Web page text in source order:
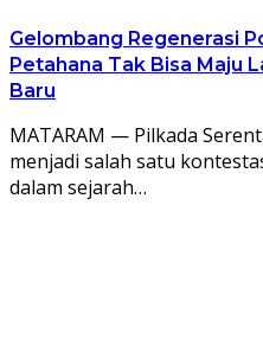
Gelombang Regenerasi
Petahana Tak Bisa Maju
Baru
MATARAM — Pilkada
menjadi salah satu
dalam sejarah…